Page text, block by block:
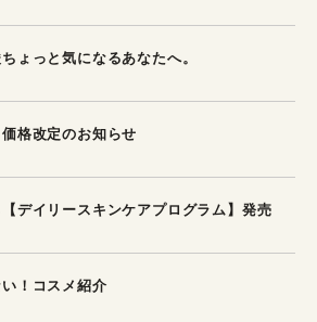
ょっと気になるあなたへ。
格改定のお知らせ
デイリースキンケアプログラム】発売
！コスメ紹介